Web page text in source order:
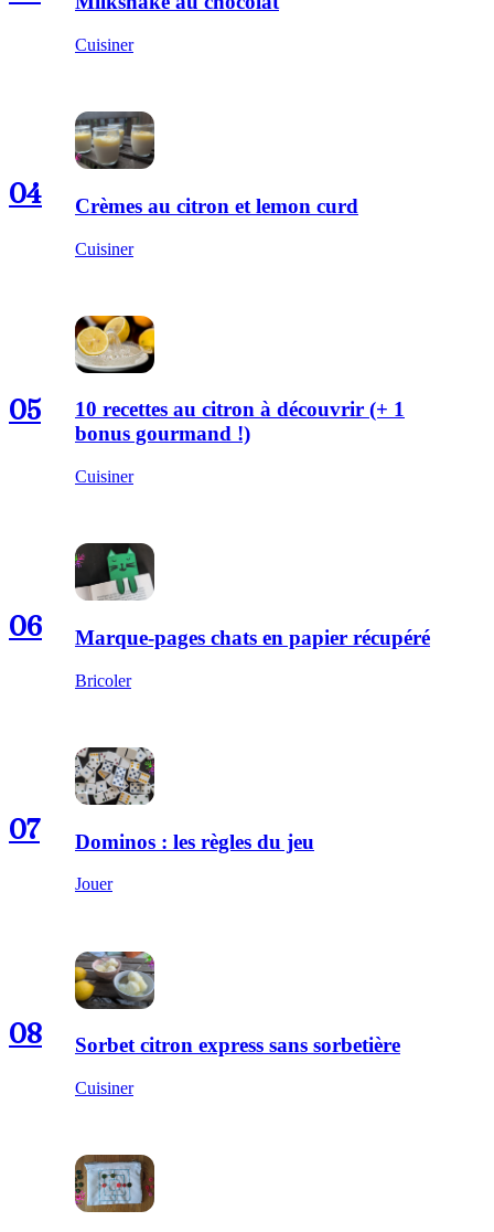
Cuisiner
04 Crèmes au citron et lemon curd
Cuisiner
05
10 recettes au citron à découvrir (+ 1
bonus gourmand !)
Cuisiner
06 Marque-pages chats en papier récupéré
Bricoler
07 Dominos : les règles du jeu
Jouer
08 Sorbet citron express sans sorbetière
Cuisiner